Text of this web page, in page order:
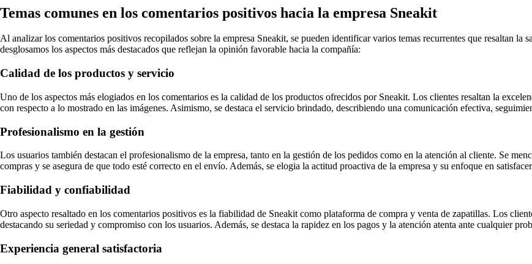
Temas comunes en los comentarios positivos hacia la empresa Sneakit
Al analizar los comentarios positivos recopilados sobre la empresa Sneakit, se pueden identificar varios temas recurrentes que resaltan la
desglosamos los aspectos más destacados que reflejan la opinión favorable hacia la compañía:
Calidad de los productos y servicio
Uno de los aspectos más elogiados en los comentarios es la calidad de los productos ofrecidos por Sneakit. Los clientes resaltan la
con respecto a lo mostrado en las imágenes. Asimismo, se destaca el servicio brindado, describiendo una comunicación efectiva,
Profesionalismo en la gestión
Los usuarios también destacan el profesionalismo de la empresa, tanto en la gestión de los pedidos como en la atención al cliente. Se
compras y se asegura de que todo esté correcto en el envío. Además, se elogia la actitud proactiva de la empresa y su enfoque en
Fiabilidad y confiabilidad
Otro aspecto resaltado en los comentarios positivos es la fiabilidad de Sneakit como plataforma de compra y venta de zapatillas. Los
destacando su seriedad y compromiso con los usuarios. Además, se destaca la rapidez en los pagos y la atención atenta ante cualquier
Experiencia general satisfactoria